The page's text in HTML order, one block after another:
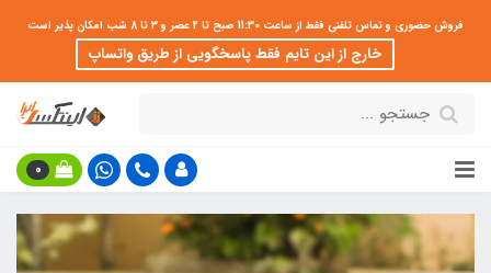
فروش حضوری و تماس تلفنی فقط از ساعت 11:30 صبح تا 2 عصر و 3 تا 8 شب امکان پذیر است
خارج از این تایم فقط پاسخگویی از طریق واتساپ
0